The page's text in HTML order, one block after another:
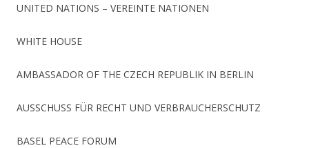
UNITED NATIONS – VEREINTE NATIONEN
WHITE HOUSE
AMBASSADOR OF THE CZECH REPUBLIK IN BERLIN
AUSSCHUSS FÜR RECHT UND VERBRAUCHERSCHUTZ
BASEL PEACE FORUM